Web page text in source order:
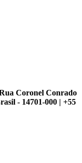
Coronel Conrado
- 14701-000 | +55